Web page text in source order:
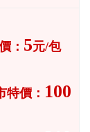
： 5元/包
特價： 100